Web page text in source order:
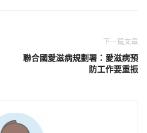
下一篇文章
聯合國愛滋病規劃署：愛滋病預
防工作要重振